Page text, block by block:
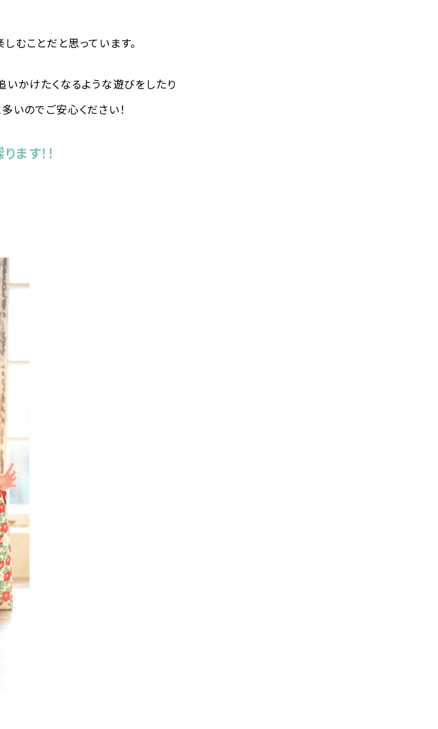
むことだと思っています。
いかけたくなるような遊びをしたり
いのでご安心ください！
す！！